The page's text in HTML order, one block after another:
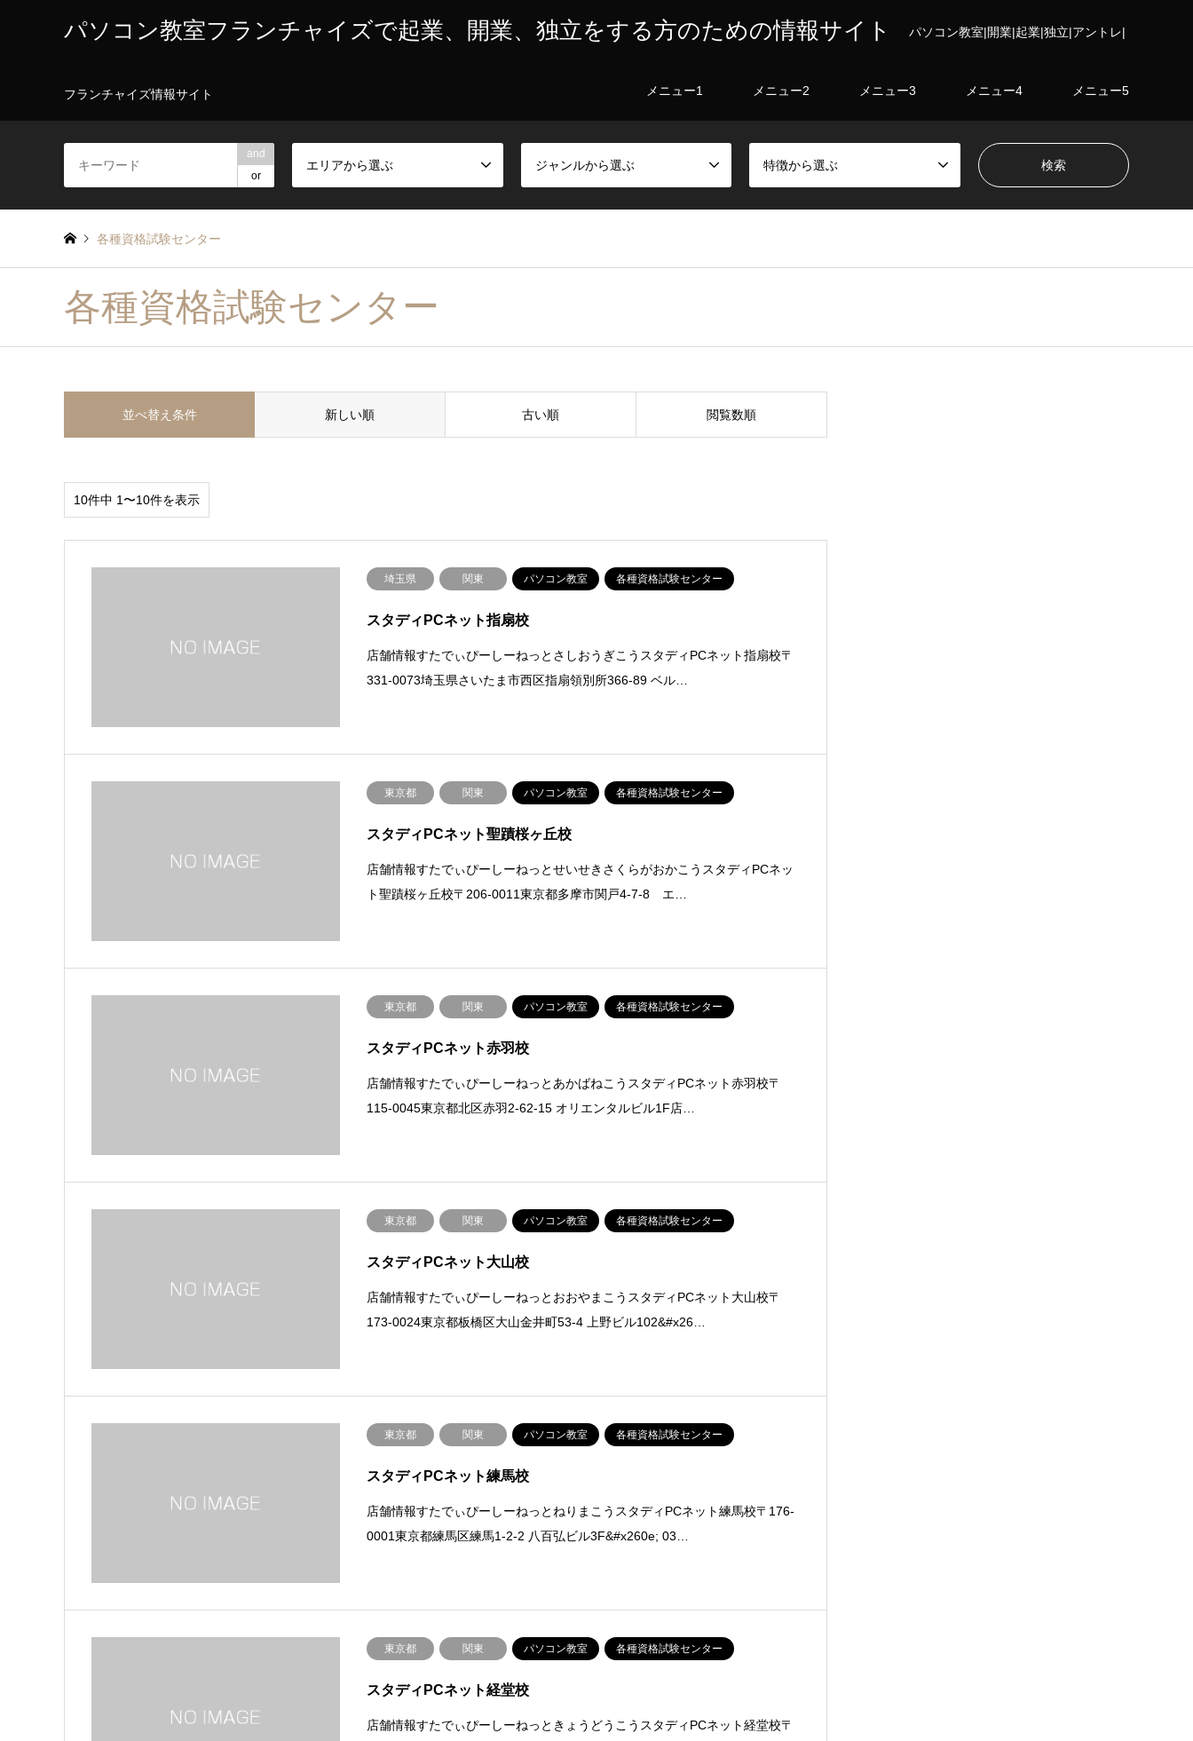
パソコン教室フランチャイズで起業、開業、独立をする方のための情報サイト パソコン教室|開業|起業|独立|アントレ|
フランチャイズ情報サイト メニュー1 メニュー2 メニュー3 メニュー4 メニュー5
and
or
エリアから選ぶ ジャンルから選ぶ 特徴から選ぶ
各種資格試験センター
各種資格試験センター
並べ替え条件 新しい順 古い順 閲覧数順
10件中 1〜10件を表示
埼玉県 関東 パソコン教室 各種資格試験センター
スタディPCネット指扇校
店舗情報すたでぃぴーしーねっとさしおうぎこうスタディPCネット指扇校〒
331-0073埼玉県さいたま市西区指扇領別所366-89 ベル…
東京都 関東 パソコン教室 各種資格試験センター
スタディPCネット聖蹟桜ヶ丘校
店舗情報すたでぃぴーしーねっとせいせきさくらがおかこうスタディPCネッ
ト聖蹟桜ヶ丘校〒206-0011東京都多摩市関戸4-7-8 エ…
東京都 関東 パソコン教室 各種資格試験センター
スタディPCネット赤羽校
店舗情報すたでぃぴーしーねっとあかばねこうスタディPCネット赤羽校〒
115-0045東京都北区赤羽2-62-15 オリエンタルビル1F店…
東京都 関東 パソコン教室 各種資格試験センター
スタディPCネット大山校
店舗情報すたでぃぴーしーねっとおおやまこうスタディPCネット大山校〒
173-0024東京都板橋区大山金井町53-4 上野ビル102&#x26…
東京都 関東 パソコン教室 各種資格試験センター
スタディPCネット練馬校
店舗情報すたでぃぴーしーねっとねりまこうスタディPCネット練馬校〒176-
0001東京都練馬区練馬1-2-2 八百弘ビル3F&#x260e; 03…
東京都 関東 パソコン教室 各種資格試験センター
スタディPCネット経堂校
店舗情報すたでぃぴーしーねっときょうどうこうスタディPCネット経堂校〒